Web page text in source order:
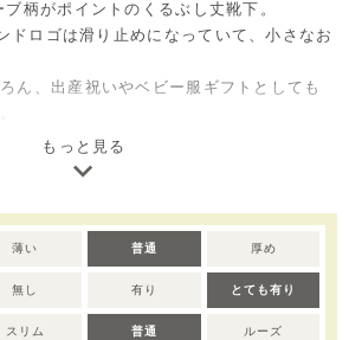
柄がポイントのくるぶし丈靴下。
ロゴは滑り止めになっていて、小さなお
ん、出産祝いやベビー服ギフトとしても
により実際の商品の色味と異なって見える
もっと見る
薄い 普通 厚め
無し 有り とても有り
スリム 普通 ルーズ